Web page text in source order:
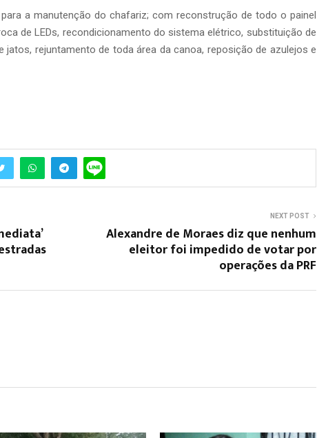
a manutenção do chafariz; com reconstrução de todo o painel
de LEDs, recondicionamento do sistema elétrico, substituição de
rejuntamento de toda área da canoa, reposição de azulejos e
NEXT POST
Alexandre de Moraes diz que nenhum
eleitor foi impedido de votar por
operações da PRF